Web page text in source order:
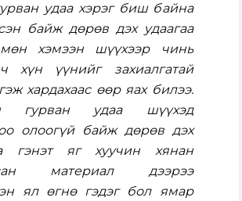
удаа хэрэг биш байна
байж дөрөв дэх удаагаа
хэмээн шүүхээр чинь
хүн үүнийг захиалгатай
хардахаас өөр яах билээ.
гурван удаа шүүхэд
олоогүй байж дөрөв дэх
гэнэт яг хуучин хянан
материал дээрээ
ял өгнө гэдэг бол ямар